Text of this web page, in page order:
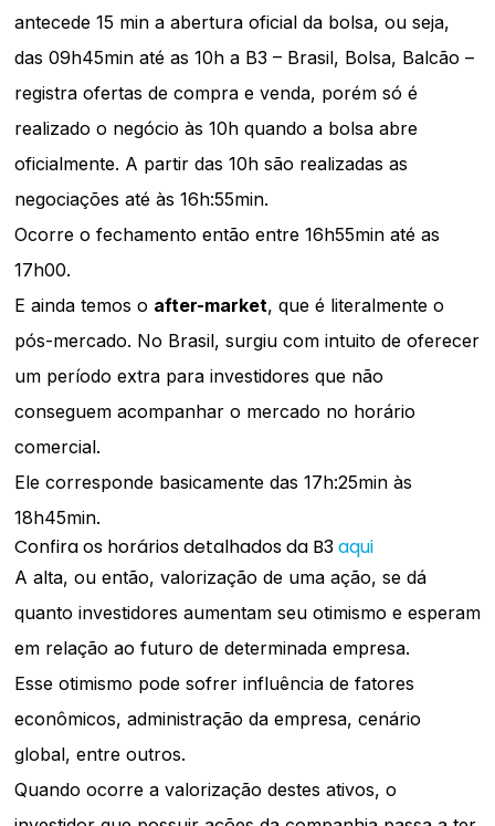
antecede 15 min a abertura oficial da bolsa, ou seja,
das 09h45min até as 10h a B3 – Brasil, Bolsa, Balcão –
registra ofertas de compra e venda, porém só é
realizado o negócio às 10h quando a bolsa abre
oficialmente. A partir das 10h são realizadas as
negociações até às 16h:55min.
Ocorre o fechamento então entre 16h55min até as
17h00.
E ainda temos o after-market, que é literalmente o
pós-mercado. No Brasil, surgiu com intuito de oferecer
um período extra para investidores que não
conseguem acompanhar o mercado no horário
comercial.
Ele corresponde basicamente das 17h:25min às
18h45min.
Confira os horários detalhados da B3aqui
A alta, ou então, valorização de uma ação, se dá
quanto investidores aumentam seu otimismo e esperam
em relação ao futuro de determinada empresa.
Esse otimismo pode sofrer influência de fatores
econômicos, administração da empresa, cenário
global, entre outros.
Quando ocorre a valorização destes ativos, o